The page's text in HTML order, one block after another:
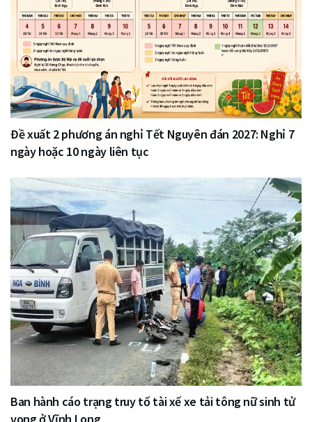
Đề xuất 2 phương án nghỉ Tết Nguyên đán 2027: Nghỉ 7
ngày hoặc 10 ngày liên tục
Ban hành cáo trạng truy tố tài xế xe tải tông nữ sinh tử